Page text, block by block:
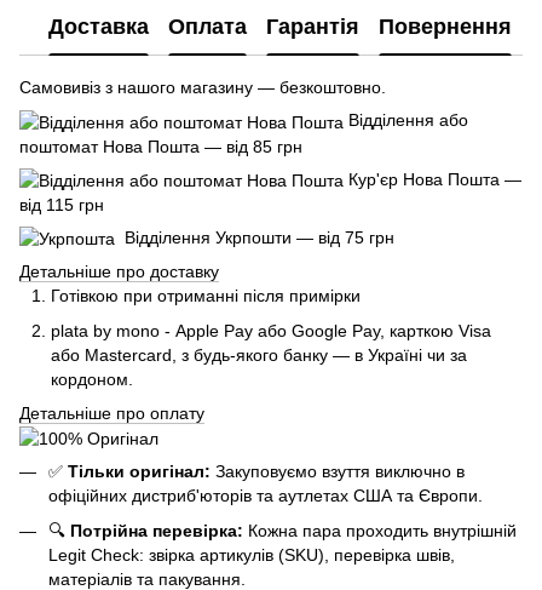
Доставка Оплата Гарантія Повернення
Самовивіз з нашого магазину — безкоштовно.
Відділення або
поштомат Нова Пошта — від 85 грн
Кур'єр Нова Пошта —
від 115 грн
Відділення Укрпошти — від 75 грн
Детальніше про доставку
Готівкою при отриманні після примірки
plata by mono - Apple Pay або Google Pay, карткою Visa
або Mastercard, з будь-якого банку — в Україні чи за
кордоном.
Детальніше про оплату
✅ Тільки оригінал: Закуповуємо взуття виключно в
офіційних дистриб'юторів та аутлетах США та Європи.
🔍 Потрійна перевірка: Кожна пара проходить внутрішній
Legit Check: звірка артикулів (SKU), перевірка швів,
матеріалів та пакування.